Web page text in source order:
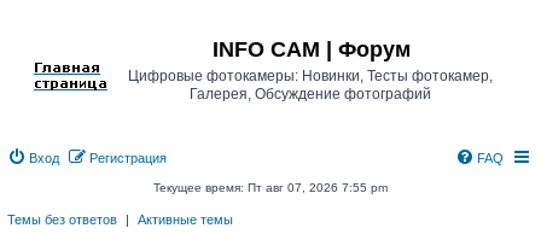
INFO CAM | Форум
Цифровые фотокамеры: Новинки, Тесты фотокамер,
Галерея, Обсуждение фотографий
Вход Регистрация FAQ
Текущее время: Пт авг 07, 2026 7:55 pm
Темы без ответов | Активные темы